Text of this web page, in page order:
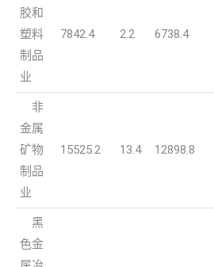
胶和
塑料
制品
业
7842.4 2.2 6738.4
非
金属
矿物
制品
业
15525.2 13.4 12898.8
黑
色金